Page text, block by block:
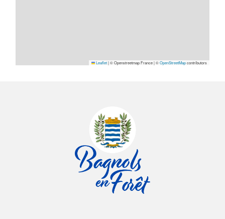
Leaflet|© Openstreetmap France | ©OpenStreetMapcontributors